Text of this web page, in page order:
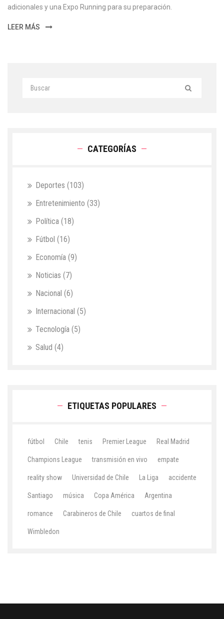
adicionales y una Expo Running para su preparación.
LEER MÁS
CATEGORÍAS
Deportes (103)
Entretenimiento (33)
Política (18)
Fútbol (16)
Economía (9)
Noticias (7)
Nacional (6)
Internacional (5)
Tecnología (5)
Salud (4)
ETIQUETAS POPULARES
fútbol Chile tenis Premier League Real Madrid
Champions League transmisión en vivo empate
reality show Universidad de Chile La Liga accidente
Santiago música Copa América Argentina
romance Carabineros de Chile cuartos de final
Wimbledon